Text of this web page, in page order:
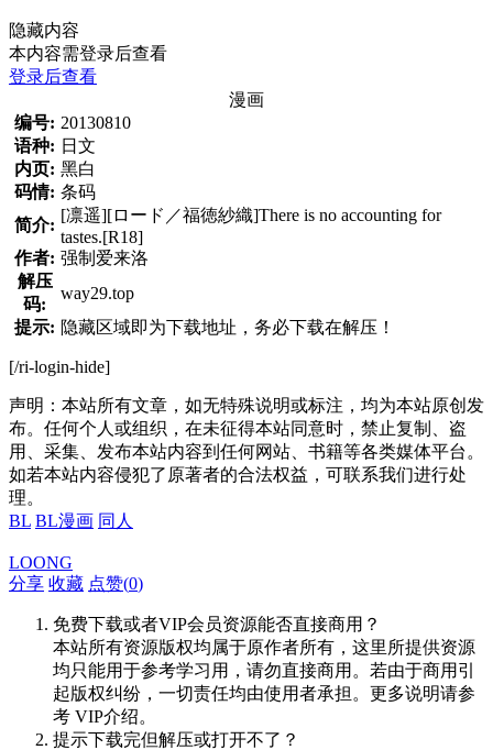
隐藏内容
本内容需登录后查看
登录后查看
漫画
编号: 20130810
语种: 日文
内页: 黑白
码情: 条码
简介:
[凛遥][ロード／福徳紗織]There is no accounting for
tastes.[R18]
作者: 强制爱来洛
解压
码:
way29.top
提示: 隐藏区域即为下载地址，务必下载在解压！
[/ri-login-hide]
声明：本站所有文章，如无特殊说明或标注，均为本站原创发
布。任何个人或组织，在未征得本站同意时，禁止复制、盗
用、采集、发布本站内容到任何网站、书籍等各类媒体平台。
如若本站内容侵犯了原著者的合法权益，可联系我们进行处
理。
BL BL漫画 同人
LOONG
分享 收藏 点赞(0)
免费下载或者VIP会员资源能否直接商用？
本站所有资源版权均属于原作者所有，这里所提供资源
均只能用于参考学习用，请勿直接商用。若由于商用引
起版权纠纷，一切责任均由使用者承担。更多说明请参
考 VIP介绍。
提示下载完但解压或打开不了？